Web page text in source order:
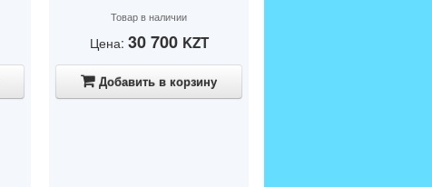
Товар в наличии
Цена: 30 700 KZT
Добавить в корзину